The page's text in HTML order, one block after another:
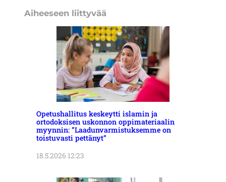
Aiheeseen liittyvää
Opetushallitus keskeytti islamin ja
ortodoksisen uskonnon oppimateriaalin
myynnin: ”Laadunvarmistuksemme on
toistuvasti pettänyt”
18.5.2026 12:23